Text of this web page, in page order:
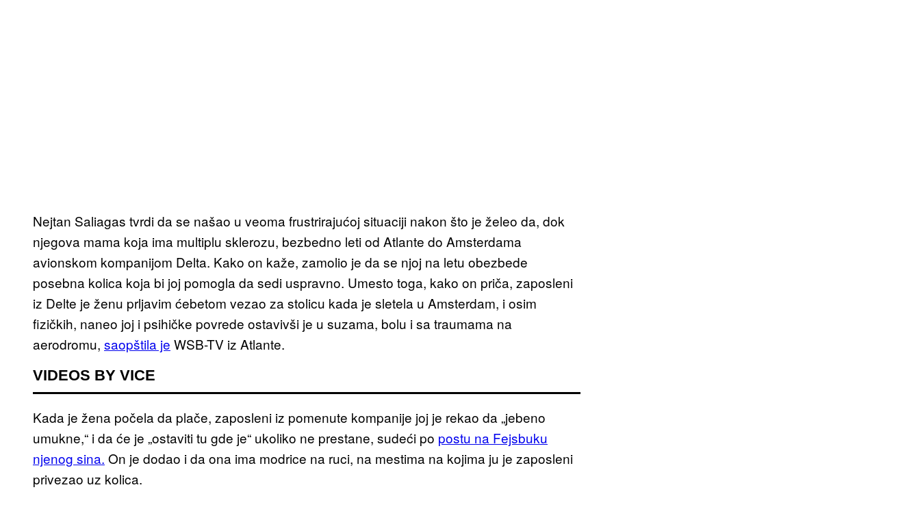
Nejtan Saliagas tvrdi da se našao u veoma frustrirajućoj situaciji nakon što je želeo da, dok
njegova mama koja ima multiplu sklerozu, bezbedno leti od Atlante do Amsterdama
avionskom kompanijom Delta. Kako on kaže, zamolio je da se njoj na letu obezbede
posebna kolica koja bi joj pomogla da sedi uspravno. Umesto toga, kako on priča, zaposleni
iz Delte je ženu prljavim ćebetom vezao za stolicu kada je sletela u Amsterdam, i osim
fizičkih, naneo joj i psihičke povrede ostavivši je u suzama, bolu i sa traumama na
aerodromu, saopštila je WSB-TV iz Atlante.
VIDEOS BY VICE
Kada je žena počela da plače, zaposleni iz pomenute kompanije joj je rekao da „jebeno
umukne,“ i da će je „ostaviti tu gde je“ ukoliko ne prestane, sudeći po postu na Fejsbuku
njenog sina. On je dodao i da ona ima modrice na ruci, na mestima na kojima ju je zaposleni
privezao uz kolica.